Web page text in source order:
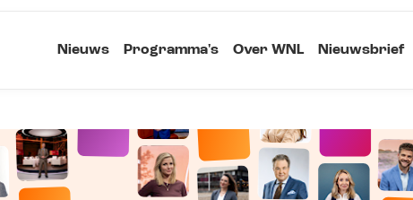
Nieuws Programma's Over WNL Nieuwsbrief